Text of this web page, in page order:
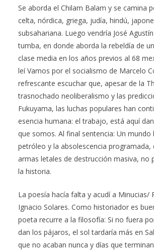
Se aborda el Chilam Balam y se camina
celta, nórdica, griega, judía, hindú,
subsahariana. Luego vendría José
tumba, en donde aborda la rebeldía de
clase media en los años previos al 68
leí Vamos por el socialismo de Marcelo
refrescante escuchar que, apesar de la
trasnochado neoliberalismo y las
Fukuyama, las luchas populares han
esencia humana: el trabajo, está aquí
que somos. Al final sentencia: Un mundo
petróleo y la absolescencia
armas letales de destrucción masiva, no
la historia.
La poesía hacía falta y acudí a Minucias/
Ignacio Solares. Como historiador es
poeta recurre a la filosofía: Si no fuera
dan los pájaros, el sol tardaría más en
que no acaban nunca y días que